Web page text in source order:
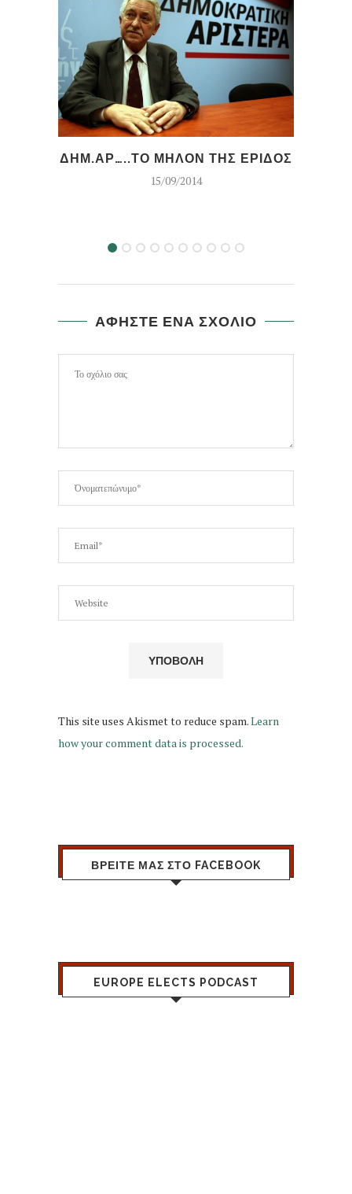
ΔΗΜ.ΑΡ…..ΤΟ ΜΗΛΟΝ ΤΗΣ ΕΡΙΔΟΣ
15/09/2014
ΑΦΗΣΤΕ ΕΝΑ ΣΧΟΛΙΟ
This site uses Akismet to reduce spam.Learn
how your comment data is processed.
ΒΡΕΙΤΕ ΜΑΣ ΣΤΟ FACEBOOK
EUROPE ELECTS PODCAST